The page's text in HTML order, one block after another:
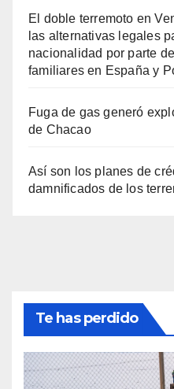
El doble terremoto en
las alternativas legales
nacionalidad por parte
familiares en España y
Fuga de gas generó
de Chacao
Así son los planes de
damnificados de los
Te has perdido